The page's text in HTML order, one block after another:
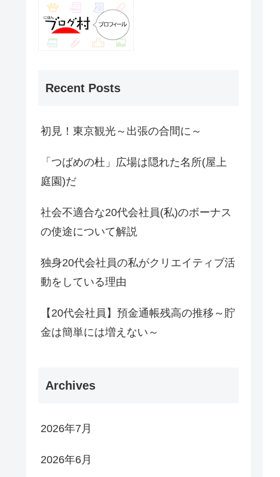
Recent Posts
初見！東京観光～出張の合間に～
「つばめの杜」広場は隠れた名所(屋上
庭園)だ
社会不適合な20代会社員(私)のボーナス
の使途について解説
独身20代会社員の私がクリエイティブ活
動をしている理由
【20代会社員】預金通帳残高の推移～貯
金は簡単には増えない～
Archives
2026年7月
2026年6月